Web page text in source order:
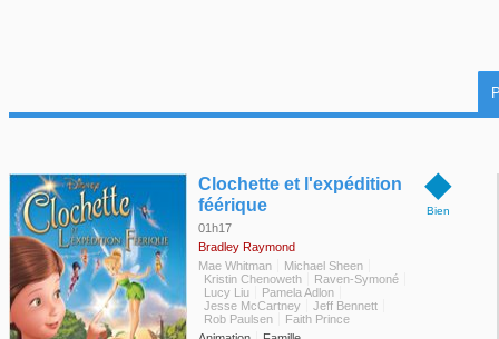
◆
Bien
Clochette et l'expédition
féérique
01h17
Bradley Raymond
Mae Whitman
Michael Sheen
Kristin Chenoweth
Raven-Symoné
Lucy Liu
Pamela Adlon
Jesse McCartney
Jeff Bennett
Rob Paulsen
Faith Prince